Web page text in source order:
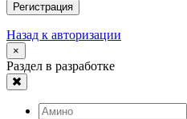
Регистрация
Назад к авторизации
×
Раздел в разработке